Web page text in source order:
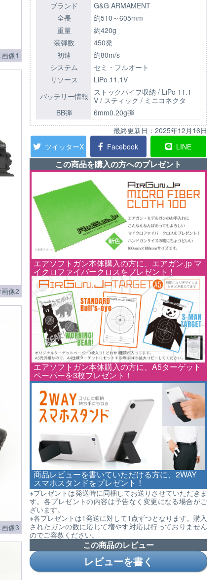
ブランド
G&G ARMAMENT
全長
約510～605mm
重量
約420g
装弾数
450発
初速
約80m/s
システム
セミ・フルオート
リソース
LiPo 11.1V
バッテリー情報
ストックパイプ収納 / LiPo 11.1
V / スティック / ミニコネクタ
BB弾
6mm0.20g弾
最終更新日： 2025年12月16日
ツイッターX
Facebook LINE
この商品を購入の方へのプレゼント
エアソフトガン本体購入の方に、エアガン.jp マ
イクロファイバークロスをプレゼント！
エアソフトガン本体購入の方に、A5ターゲット
ペーパーを3枚プレゼント！
商品レビューを書いていただける方に、2WAY
スマホスタンドをプレゼント！
※プレゼントは発送時に同梱してお送りさせていただきま
す。各プレゼントの内容は予告なく変更になる場合がご
ざいます。
※各プレゼントは1発送に対して1点ずつとなります。購入
されたガンの数に応じて増やす対応は行っておりません
のでご容赦ください。
この商品のレビュー
レビューを書く
像1
像2
像3